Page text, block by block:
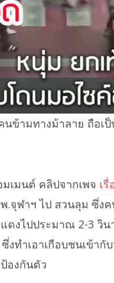
ข้ามทางม้าลาย ถือเ
เมนต์ คลิปจากเพจ เรื่
.จุฬาฯ ไป สวนลุม ซึ่ง
ดงไปประมาณ 2-3 วิ
งทำเอาเกือบชนเข้
องกันตัว